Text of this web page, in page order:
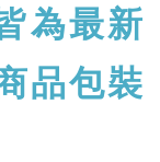
為最新
品包裝